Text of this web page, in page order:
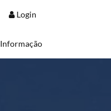
Login
Informação